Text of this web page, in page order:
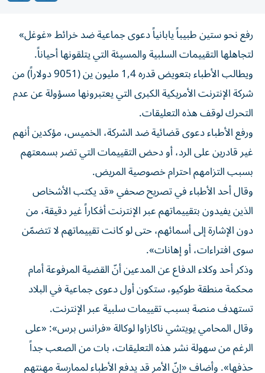
رفع نحو ستين طبيباً يابانياً دعوى جماعية ضد خرائط «غوغل»
لتجاهلها التقييمات السلبية والمسيئة التي يتلقونها أحياناً.
ويطالب الأطباء بتعويض قدره 1,4 مليون ين (9051 دولاراً) من
شركة الإنترنت الأمريكية الكبرى التي يعتبرونها مسؤولة عن عدم
التحرك لوقف هذه التعليقات.
ورفع الأطباء دعوى قضائية ضد الشركة، الخميس، مؤكدين أنهم
غير قادرين على الرد، أو دحض التقييمات التي تضر بسمعتهم
بسبب التزامهم احترام خصوصية المريض.
وقال أحد الأطباء في تصريح صحفي «قد يكتب الأشخاص
الذين يفيدون بتقييماتهم عبر الإنترنت أفكاراً غير دقيقة، من
دون الإشارة إلى أسمائهم، حتى لو كانت تقييماتهم لا تتضمّن
سوى افتراءات، أو إهانات».
وذكر أحد وكلاء الدفاع عن المدعين أنّ القضية المرفوعة أمام
محكمة منطقة طوكيو، ستكون أول دعوى جماعية في البلاد
تستهدف منصة بسبب تقييمات سلبية عبر الإنترنت.
وقال المحامي يويتشي ناكازاوا لوكالة «فرانس برس»: «على
الرغم من سهولة نشر هذه التعليقات، بات من الصعب جداً
حذفها». وأضاف «إنّ الأمر قد يدفع الأطباء لممارسة مهنتهم